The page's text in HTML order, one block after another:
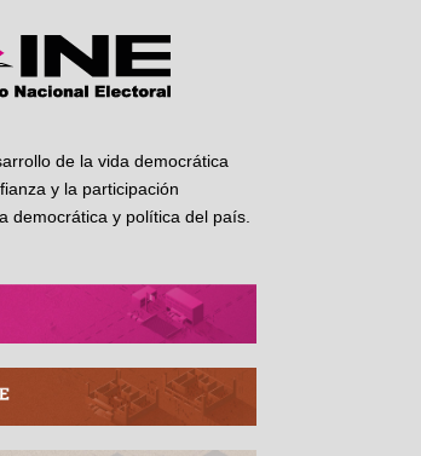
de la vida democrática
y la participación
democrática y política del país.